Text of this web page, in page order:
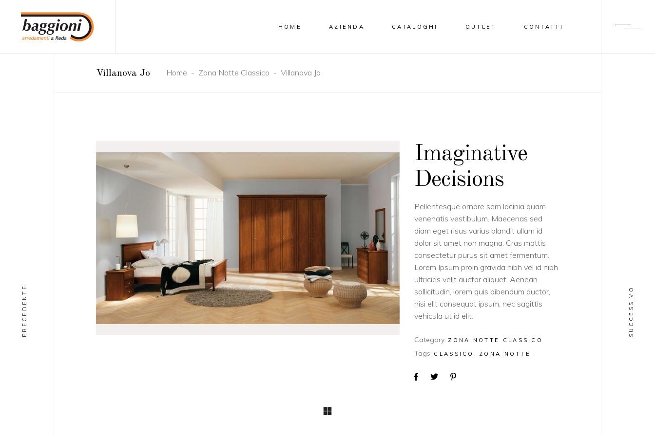
HOME AZIENDA CATALOGHI OUTLET CONTATTI
Villanova Jo Home - Zona Notte Classico - Villanova Jo
Imaginative
Decisions
Pellentesque ornare sem lacinia quam
venenatis vestibulum. Maecenas sed
diam eget risus varius blandit ullam id
dolor sit amet non magna. Cras mattis
consectetur purus sit amet fermentum.
Lorem Ipsum proin gravida nibh vel id nibh
ultricies velit auctor aliquet. Aenean
sollicitudin, lorem quis bibendum auctor,
nisi elit consequat ipsum, nec sagittis
vehicula ut id elit.
Category: ZONA NOTTE CLASSICO
Tags: CLASSICO ZONA NOTTE
PRECEDENTE SUCCESSIVO